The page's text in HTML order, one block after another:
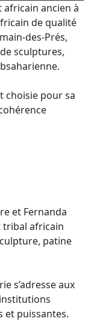
africain ancien à
de qualité
des-Prés,
sculptures,
choisie pour sa
et Fernanda
tribal africain
patine
s’adresse aux
puissantes.